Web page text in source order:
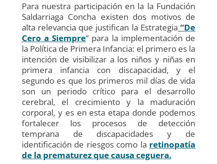
Para nuestra participación en la la Fundación
Saldarriaga Concha existen dos motivos de
alta relevancia que justifican la Estrategia “De
Cero a Siempre” para la implementación de
la Política de Primera Infancia: el primero es la
intención de visibilizar a los niños y niñas en
primera infancia con discapacidad, y el
segundo es que los primeros mil días de vida
son un periodo crítico para el desarrollo
cerebral, el crecimiento y la maduración
corporal, y es en esta etapa donde podemos
fortalecer los procesos de detección
temprana de discapacidades y de
identificación de riesgos como la retinopatía
de la prematurez que causa ceguera.